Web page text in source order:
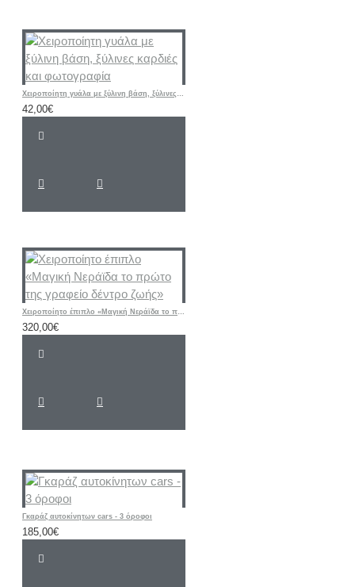
Χειροποίητη γυάλα με ξύλινη βάση, ξύλινες καρδιές και φωτογραφία
42,00€
Χειροποίητο έπιπλο «Μαγική Νεράϊδα το πρώτο της γραφείο δέντρο ζωής»
320,00€
Γκαράζ αυτοκίνητων cars - 3 όροφοι
185,00€